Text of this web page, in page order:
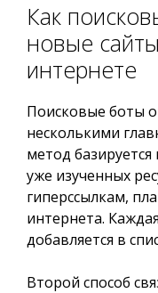
Как
новые
интернете
Поисковые боты
несколькими
метод
уже изученных
гиперссылкам,
интернета.
добавляется в
Второй способ